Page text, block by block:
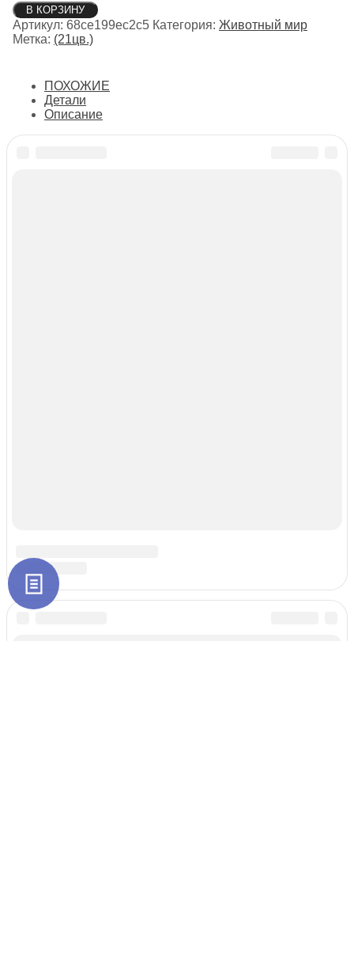
Количество
товара
Леопард
В КОРЗИНУ
Артикул: 68ce199ec2c5 Категория: Животный мир
Метка: (21цв.)
ПОХОЖИЕ
Детали
Описание